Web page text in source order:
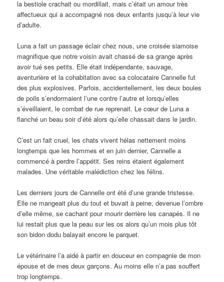
la bestiole crachait ou mordillait, mais c’était un amour très
affectueux qui a accompagné nos deux enfants jusqu’à leur vie
d’adulte.
Luna a fait un passage éclair chez nous, une croisée siamoise
magnifique que notre voisin avait chassé de sa grange après
avoir tué ses petits. Elle était indépendante, sauvage,
aventurière et la cohabitation avec sa colocataire Cannelle fut
des plus explosives. Parfois, accidentellement, les deux boules
de poils s’endormaient l’une contre l’autre et lorsqu’elles
s’éveillaient, le combat de rue reprenait. Le cœur de Luna a
flanché un beau soir d’été alors qu’elle chassait dans le jardin.
C’est un fait cruel, les chats vivent hélas nettement moins
longtemps que les hommes et en juin dernier, Cannelle a
commencé à perdre l’appétit. Ses reins étaient également
malades. Une véritable malédiction chez les félins.
Les derniers jours de Cannelle ont été d’une grande tristesse.
Elle ne mangeait plus du tout et buvait à peine, devenue l’ombre
d’elle même, se cachant pour mourir derrière les canapés. Il ne
lui restait plus que la peau sur les os alors qu’un mois plus tôt
son bidon dodu balayait encore le parquet.
Le vétérinaire l’a aidé à partir en douceur en compagnie de mon
épouse et de mes deux garçons. Au moins elle n’a pas souffert
trop longtemps.